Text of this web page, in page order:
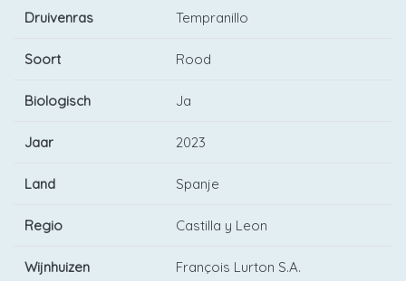
Druivenras Tempranillo
Soort Rood
Biologisch Ja
Jaar 2023
Land Spanje
Regio Castilla y Leon
Wijnhuizen François Lurton S.A.